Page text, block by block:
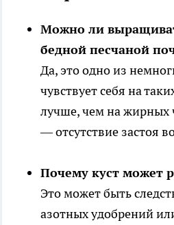
Можно ли
бедной песчаной
Да, это одно из
чувствует себя на
лучше, чем на жирных
— отсутствие застоя
Почему куст может
Это может быть
азотных удобрений